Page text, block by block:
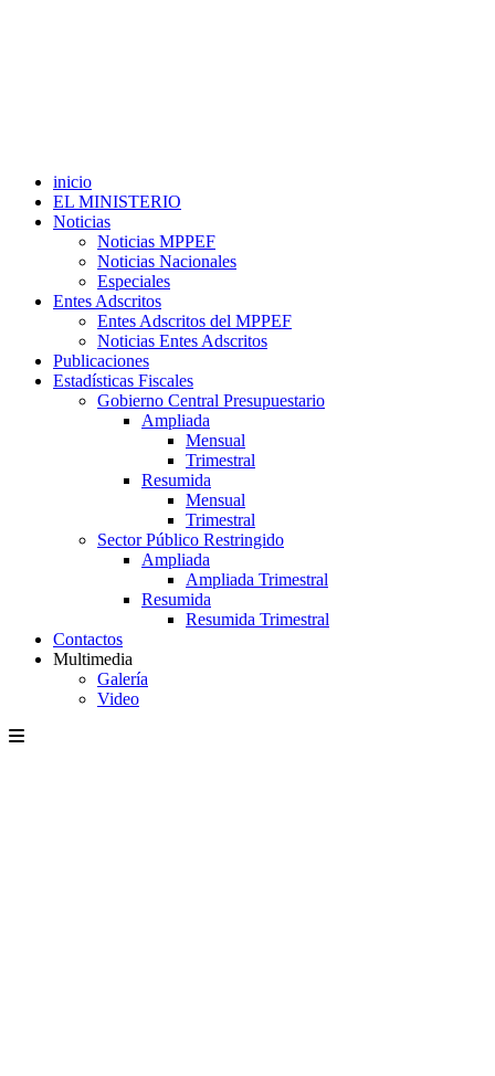
inicio
EL MINISTERIO
Noticias
Noticias MPPEF
Noticias Nacionales
Especiales
Entes Adscritos
Entes Adscritos del MPPEF
Noticias Entes Adscritos
Publicaciones
Estadísticas Fiscales
Gobierno Central Presupuestario
Ampliada
Mensual
Trimestral
Resumida
Mensual
Trimestral
Sector Público Restringido
Ampliada
Ampliada Trimestral
Resumida
Resumida Trimestral
Contactos
Multimedia
Galería
Video